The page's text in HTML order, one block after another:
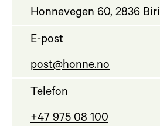
Honnevegen 60, 2836 Biri
E-post
post@honne.no
Telefon
+47 975 08 100